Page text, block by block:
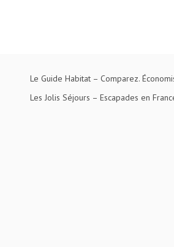
Le Guide Habitat – Comparez.
Les Jolis Séjours – Escapades en